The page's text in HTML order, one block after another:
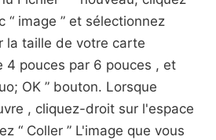
“ image ” et sélectionnez
la taille de votre carte
4 pouces par 6 pouces , et
OK ” bouton. Lorsque
, cliquez-droit sur l'espace
“ Coller ” L'image que vous